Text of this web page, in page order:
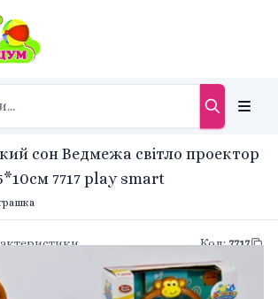
сон Ведмежа світло проектор
7717 play smart
Код:7717